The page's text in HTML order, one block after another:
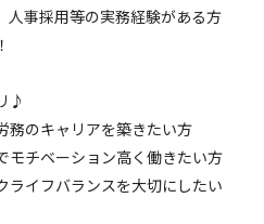
事採用等の実務経験がある方
♪
務のキャリアを築きたい方
モチベーション高く働きたい方
ライフバランスを大切にしたい